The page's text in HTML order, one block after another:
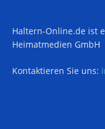
Haltern-Online.de ist
Heimatmedien GmbH
Kontaktieren Sie uns: